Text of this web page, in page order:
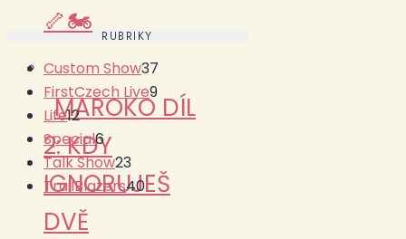
🦴🏍️
MAROKO DÍL
2: KDY
IGNORUJEŠ
DVĚ
RUBRIKY
Custom Show37
FirstCzech Live9
Life12
Special6
Talk Show23
TrailBlazers40